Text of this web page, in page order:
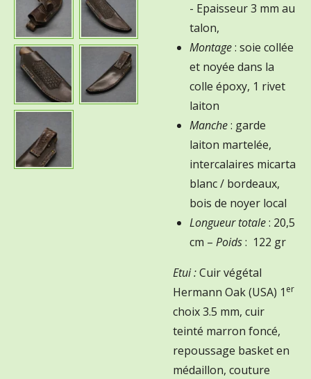
- Epaisseur 3 mm au
talon,
Montage: soie collée
et noyée dans la
colle époxy, 1 rivet
laiton
Manche: garde
laiton martelée,
intercalaires micarta
blanc / bordeaux,
bois de noyer local
Longueur totale: 20,5
cm – Poids: 122 gr
Etui :Cuir végétal
Hermann Oak (USA) 1 er
choix 3.5 mm, cuir
teinté marron foncé,
repoussage basket en
médaillon, couture